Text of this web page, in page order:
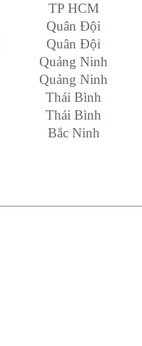
TP HCM
Quân Đội
Quân Đội
Quảng Ninh
Quảng Ninh
Thái Bình
Thái Bình
Bắc Ninh